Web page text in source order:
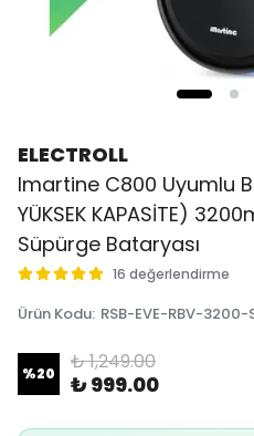
ELECTROLL
Imartine C800 Uyumlu
YÜKSEK KAPASİTE)
Süpürge Bataryası
16 değerlendirme
Ürün Kodu: RSB-EVE-RBV-3200-
%20 ₺ 1,249.00
₺ 999.00